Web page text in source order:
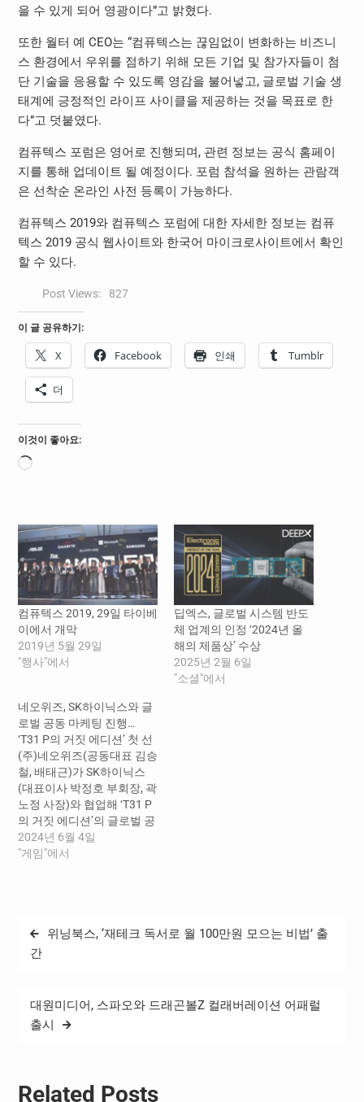
을 수 있게 되어 영광이다”고 밝혔다.
또한 월터 예 CEO는 “컴퓨텍스는 끊임없이 변화하는 비즈니
스 환경에서 우위를 점하기 위해 모든 기업 및 참가자들이 첨
단 기술을 응용할 수 있도록 영감을 불어넣고, 글로벌 기술 생
태계에 긍정적인 라이프 사이클을 제공하는 것을 목표로 한
다”고 덧붙였다.
컴퓨텍스 포럼은 영어로 진행되며, 관련 정보는 공식 홈페이
지를 통해 업데이트 될 예정이다. 포럼 참석을 원하는 관람객
은 선착순 온라인 사전 등록이 가능하다.
컴퓨텍스 2019와 컴퓨텍스 포럼에 대한 자세한 정보는 컴퓨
텍스 2019 공식 웹사이트와 한국어 마이크로사이트에서 확인
할 수 있다.
Post Views: 827
이 글 공유하기:
X Facebook 인쇄 Tumblr
더
이것이 좋아요:
로
컴퓨텍스 2019, 29일 타이베
이에서 개막
2019년 5월 29일
"행사"에서
딥엑스, 글로벌 시스템 반도
체 업계의 인정 ‘2024년 올
해의 제품상’ 수상
2025년 2월 6일
"소셜"에서
네오위즈, SK하이닉스와 글
로벌 공동 마케팅 진행…
‘T31 P의 거짓 에디션’ 첫 선
(주)네오위즈(공동대표 김승
철, 배태근)가 SK하이닉스
(대표이사 박정호 부회장, 곽
노정 사장)와 협업해 ‘T31 P
의 거짓 에디션’의 글로벌 공
동 마케팅을 진행한다고 4일
밝혔다. 양사는 지난해 11
스의 ‘T31’과 네오위즈 ‘P의
거짓’이 콜라보한 ‘T31 P의
세트 한정 판매한다. T31 P
의 거짓 에디션은 SK하이닉
스가 지난 3월 출시
2024년 6월 4일
"게임"에서
글
탐
위닝북스, ‘재테크 독서로 월 100만원 모으는 비법’ 출
간
대원미디어, 스파오와 드래곤볼Z 컬래버레이션 어패럴
출시
Related Posts